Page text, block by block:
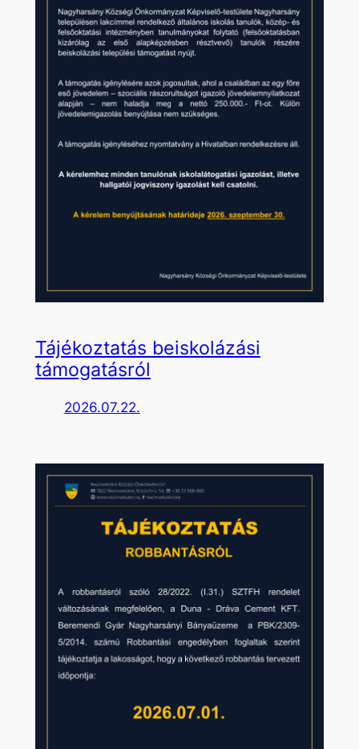
Tájékoztatás beiskolázási
támogatásról
2026.07.22.